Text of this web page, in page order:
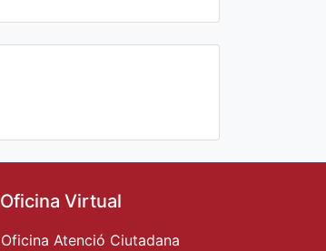
Oficina Virtual
Oficina Atenció Ciutadana